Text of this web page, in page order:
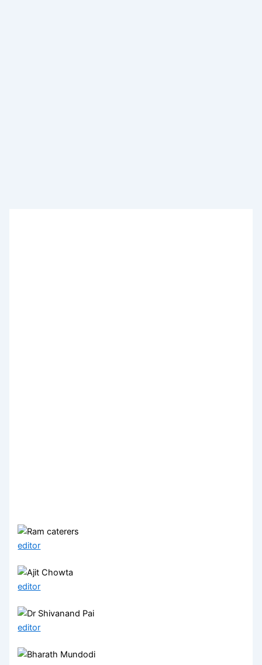
editor
editor
editor